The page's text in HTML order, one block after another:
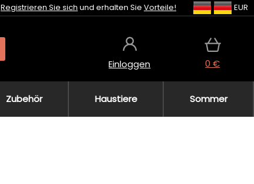
Registrieren Sie sich und erhalten Sie Vorteile! EUR
Einloggen 0 €
Zubehör Haustiere Sommer